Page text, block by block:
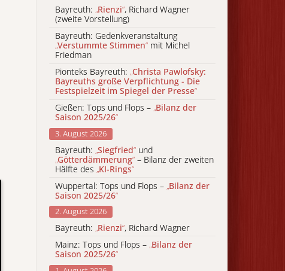
Bayreuth: „Rienzi“, Richard Wagner
(zweite Vorstellung)
Bayreuth: Gedenkveranstaltung
„Verstummte Stimmen“ mit Michel
Friedman
Pionteks Bayreuth: „Christa Pawlofsky:
Bayreuths große Verpflichtung - Die
Festspielzeit im Spiegel der Presse“
Gießen: Tops und Flops – „Bilanz der
Saison 2025/26“
3. August 2026
Bayreuth: „Siegfried“ und
„Götterdämmerung“ – Bilanz der zweiten
Hälfte des „KI-Rings“
Wuppertal: Tops und Flops – „Bilanz der
Saison 2025/26“
2. August 2026
Bayreuth: „Rienzi“, Richard Wagner
Mainz: Tops und Flops – „Bilanz der
Saison 2025/26“